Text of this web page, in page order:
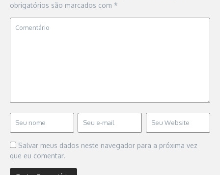
obrigatórios são marcados com *
Salvar meus dados neste navegador para a próxima vez
que eu comentar.